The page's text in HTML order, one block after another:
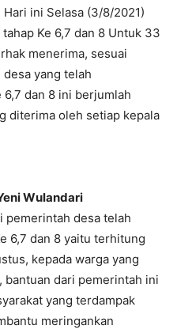
ini Selasa (3/8/2021)
Ke 6,7 dan 8 Untuk 33
menerima, sesuai
yang telah
6,7 dan 8 ini berjumlah
diterima oleh setiap kepala
Wulandari
pemerintah desa telah
6,7 dan 8 yaitu terhitung
kepada warga yang
bantuan dari pemerintah ini
yang terdampak
meringankan